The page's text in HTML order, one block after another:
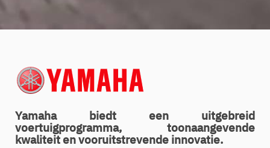
Yamaha biedt een uitgebreid
voertuigprogramma, toonaangevende
kwaliteit en vooruitstrevende innovatie.